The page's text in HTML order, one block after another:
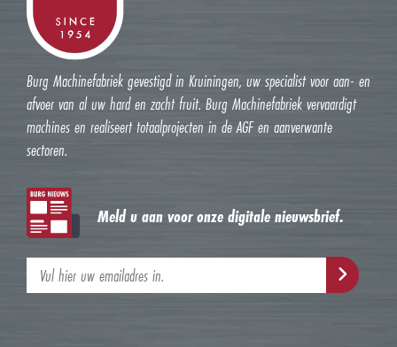
Burg Machinefabriek gevestigd in Kruiningen, uw specialist voor aan- en
afvoer van al uw hard en zacht fruit. Burg Machinefabriek vervaardigt
machines en realiseert totaalprojecten in de AGF en aanverwante
sectoren.
Meld u aan voor onze digitale nieuwsbrief.